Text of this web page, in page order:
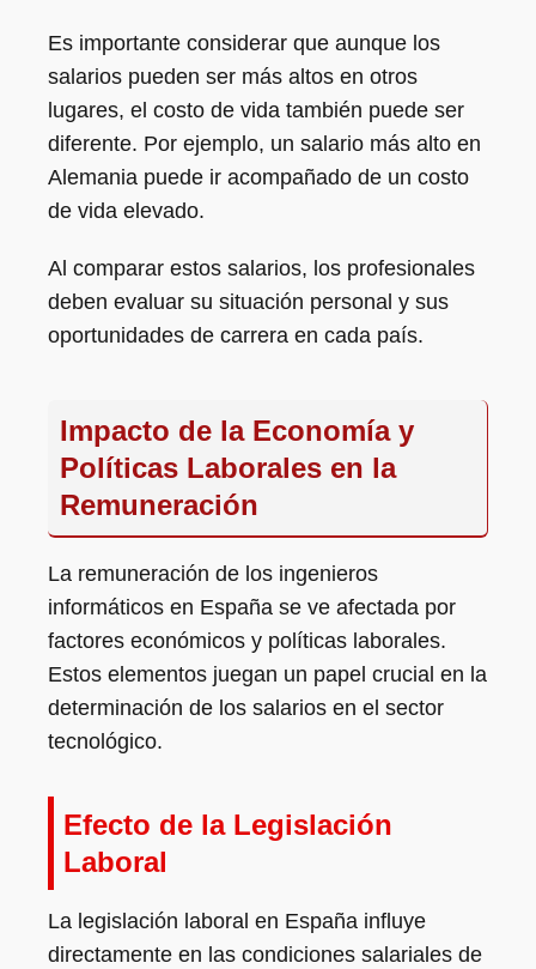
Es importante considerar que aunque los
salarios pueden ser más altos en otros
lugares, el costo de vida también puede ser
diferente. Por ejemplo, un salario más alto en
Alemania puede ir acompañado de un costo
de vida elevado.
Al comparar estos salarios, los profesionales
deben evaluar su situación personal y sus
oportunidades de carrera en cada país.
Impacto de la Economía y
Políticas Laborales en la
Remuneración
La remuneración de los ingenieros
informáticos en España se ve afectada por
factores económicos y políticas laborales.
Estos elementos juegan un papel crucial en la
determinación de los salarios en el sector
tecnológico.
Efecto de la Legislación
Laboral
La legislación laboral en España influye
directamente en las condiciones salariales de